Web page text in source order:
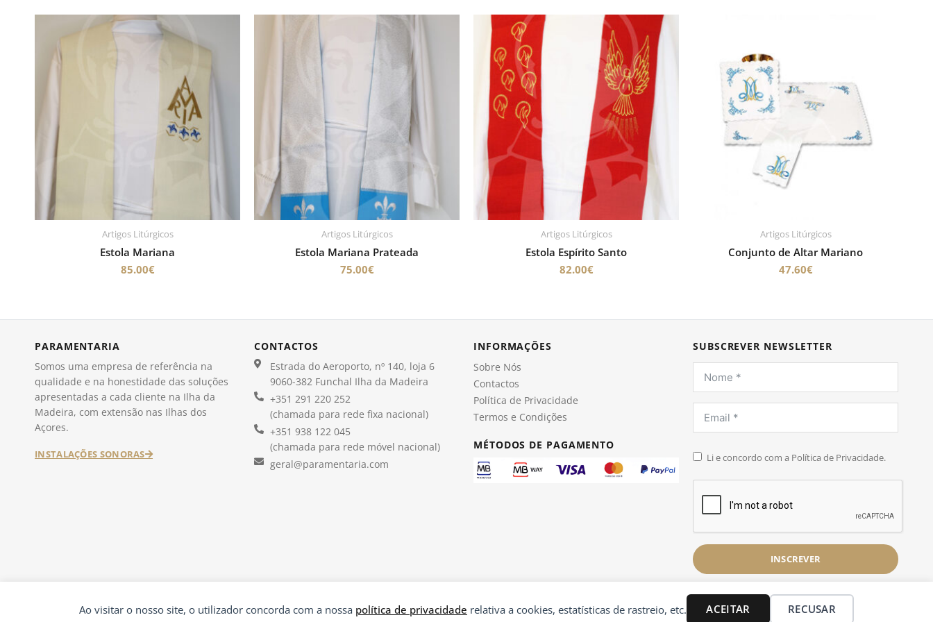
Ao visitar o nosso site, o utilizador concorda com a nossa política de privacidade relativa a cookies, estatísticas de rastreio, etc. ACEITAR RECUSAR
Artigos Litúrgicos
Estola Mariana
85.00€
Artigos Litúrgicos
Estola Mariana Prateada
75.00€
Artigos Litúrgicos
Estola Espírito Santo
82.00€
Artigos Litúrgicos
Conjunto de Altar Mariano
47.60€
PARAMENTARIA
Somos uma empresa de referência na
qualidade e na honestidade das soluções
apresentadas a cada cliente na Ilha da
Madeira, com extensão nas Ilhas dos
Açores.
INSTALAÇÕES SONORAS
CONTACTOS
Estrada do Aeroporto, nº 140, loja 6
9060-382 Funchal Ilha da Madeira
+351 291 220 252
(chamada para rede fixa nacional)
+351 938 122 045
(chamada para rede móvel nacional)
geral@paramentaria.com
INFORMAÇÕES
Sobre Nós
Contactos
Política de Privacidade
Termos e Condições
MÉTODOS DE PAGAMENTO
SUBSCREVER NEWSLETTER
Li e concordo com a Política de Privacidade.
INSCREVER
© 2026 Paramentaria | Desenvolvido porPing®